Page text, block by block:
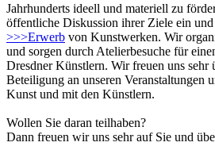
Jahrhunderts ideell und materiell zu
öffentliche Diskussion ihrer Ziele ein und
>>>Erwerb von Kunstwerken. Wir
und sorgen durch Atelierbesuche für
Dresdner Künstlern. Wir freuen uns sehr
Beteiligung an unseren Veranstaltungen
Kunst und mit den Künstlern.
Wollen Sie daran teilhaben?
Dann freuen wir uns sehr auf Sie und